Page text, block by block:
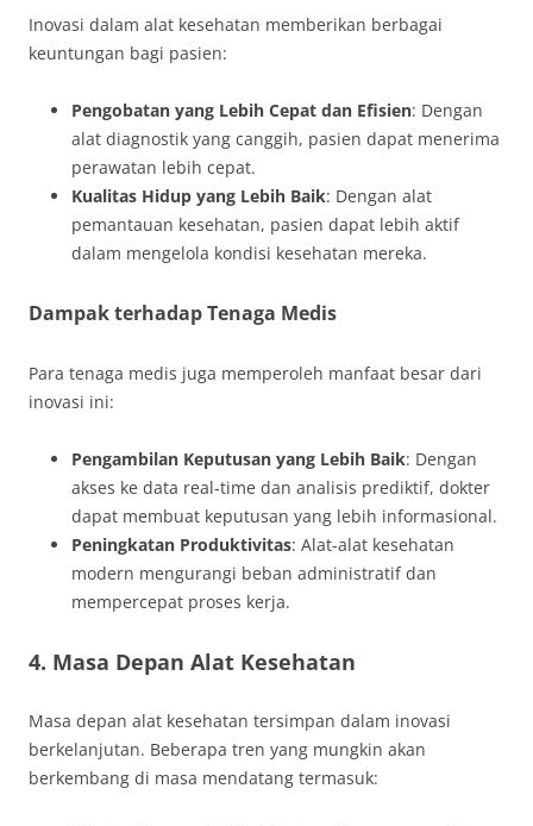
Inovasi dalam alat kesehatan memberikan berbagai
keuntungan bagi pasien:
Pengobatan yang Lebih Cepat dan Efisien: Dengan
alat diagnostik yang canggih, pasien dapat menerima
perawatan lebih cepat.
Kualitas Hidup yang Lebih Baik: Dengan alat
pemantauan kesehatan, pasien dapat lebih aktif
dalam mengelola kondisi kesehatan mereka.
Dampak terhadap Tenaga Medis
Para tenaga medis juga memperoleh manfaat besar dari
inovasi ini:
Pengambilan Keputusan yang Lebih Baik: Dengan
akses ke data real-time dan analisis prediktif, dokter
dapat membuat keputusan yang lebih informasional.
Peningkatan Produktivitas: Alat-alat kesehatan
modern mengurangi beban administratif dan
mempercepat proses kerja.
4. Masa Depan Alat Kesehatan
Masa depan alat kesehatan tersimpan dalam inovasi
berkelanjutan. Beberapa tren yang mungkin akan
berkembang di masa mendatang termasuk: